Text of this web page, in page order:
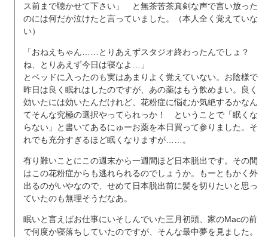
ス前まで聴かせて下さい」 と無茶苦茶真剣な声で言い放った
のには何だか泣けたと言っていました。（本人全く覚えていな
い）
「おねえちゃん……とりあえずスタジオ終わったんでしょ？
ね、とりあえず今日は寝なよ…」
とベッドに入ったのも実はあまりよく覚えていない。お陰様で
昨日は良く眠れはしたのですが、あの薬はもう飲めまい。良く
効いたには効いたんだけれど、花粉症に悩むか気絶するかなん
てそんな究極の選択やってられっか！ ということで「眠くな
らない」と書いてあるにゅーお薬を本日買って参りました。そ
れでも充分すぎるほど眠くなりますが……。
有り難いことにこの週末から一週間ほど日本脱出です。その間
はこの花粉症からも逃れられるのでしょうか。もーともかく外
出るのがいやなので、せめて日本脱出前に髪を切りたいと思っ
ていたのも無理そうだなあ。
眠いと言えばお仕事にいそしんでいた三月初頭、家のMacの前
で何度か寝落ちしていたのですが、そんな最中夢を見ました。